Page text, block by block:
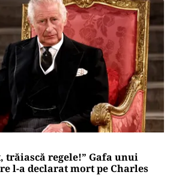
trăiască regele!” Gafa unui
l-a declarat mort pe Charles